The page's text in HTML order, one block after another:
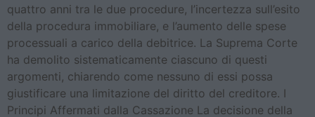
quattro anni tra le due procedure, l’incertezza sull’esito
della procedura immobiliare, e l’aumento delle spese
processuali a carico della debitrice. La Suprema Corte
ha demolito sistematicamente ciascuno di questi
argomenti, chiarendo come nessuno di essi possa
giustificare una limitazione del diritto del creditore. I
Principi Affermati dalla Cassazione La decisione della